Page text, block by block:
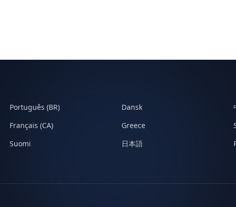
Português (BR) Dansk
Français (CA) Greece
Suomi 日本語